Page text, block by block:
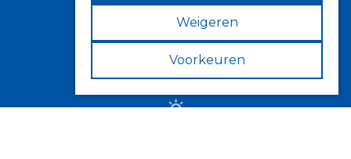
Over ons
Tips
Verkooppunten
Weigeren
Voorkeuren